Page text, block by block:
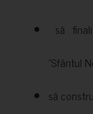
să
”Sfântul
să